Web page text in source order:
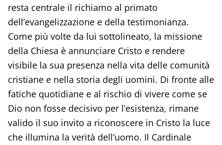
resta centrale il richiamo al primato
dell’evangelizzazione e della testimonianza.
Come più volte da lui sottolineato, la missione
della Chiesa è annunciare Cristo e rendere
visibile la sua presenza nella vita delle comunità
cristiane e nella storia degli uomini. Di fronte alle
fatiche quotidiane e al rischio di vivere come se
Dio non fosse decisivo per l’esistenza, rimane
valido il suo invito a riconoscere in Cristo la luce
che illumina la verità dell’uomo. Il Cardinale